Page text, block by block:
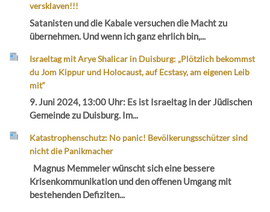
versklaven!!!
Satanisten und die Kabale versuchen die Macht zu
übernehmen. Und wenn ich ganz ehrlich bin,...
Israeltag mit Arye Shalicar in Duisburg: „Plötzlich bekommst
du Jom Kippur und Holocaust, auf Ecstasy, am eigenen Leib
mit“
9. Juni 2024, 13:00 Uhr: Es ist Israeltag in der Jüdischen
Gemeinde zu Duisburg. Im...
Katastrophenschutz: No panic! Bevölkerungsschützer sind
nicht die Panikmacher
Magnus Memmeler wünscht sich eine bessere
Krisenkommunikation und den offenen Umgang mit
bestehenden Defiziten...